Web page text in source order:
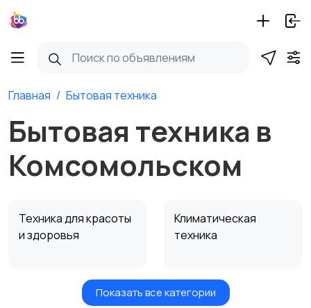
Главная Бытовая техника
Бытовая техника в
Комсомольском
Техника для красоты
и здоровья
Климатическая
техника
Мелкая техника для
Мелкая техника для
Показать все категории